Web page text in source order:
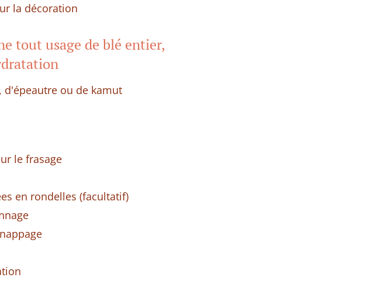
la décoration
tout usage de blé entier,
d'épeautre ou de kamut
le frasage
en rondelles (facultatif)